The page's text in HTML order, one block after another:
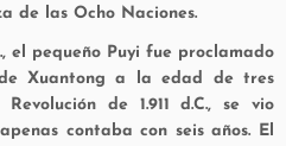
de las Ocho Naciones.
el pequeño Puyi fue proclamado
Xuantong a la edad de tres
de 1.911 d.C., se vio
contaba con seis años. El